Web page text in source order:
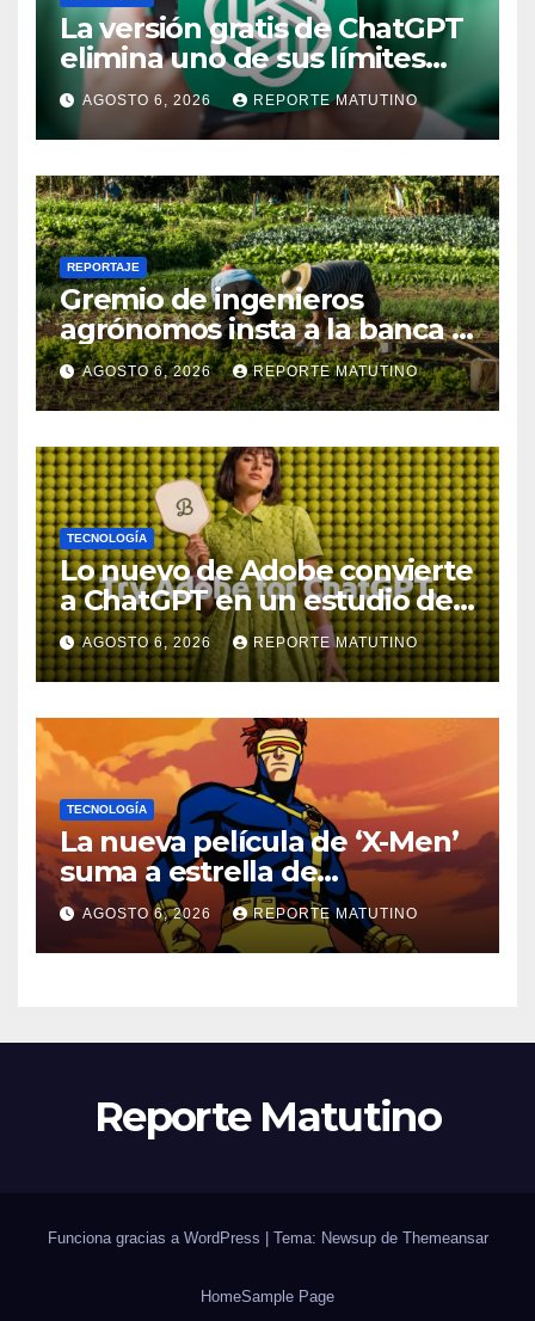
La versión gratis de ChatGPT
elimina uno de sus límites
más pedidos y ahora es más
útil
AGOSTO 6, 2026 REPORTE MATUTINO
REPORTAJE
Gremio de ingenieros
agrónomos insta a la banca a
financiar la agricultura
familiar
AGOSTO 6, 2026 REPORTE MATUTINO
TECNOLOGÍA
Lo nuevo de Adobe convierte
a ChatGPT en un estudio de
diseño con Photoshop,
Premiere y otras aplicaciones
creativas
AGOSTO 6, 2026 REPORTE MATUTINO
TECNOLOGÍA
La nueva película de ‘X-Men’
suma a estrella de
‘Heartstopper’ como Cíclope
AGOSTO 6, 2026 REPORTE MATUTINO
Reporte Matutino
Funciona gracias a WordPress Tema: Newsup de Themeansar
HomeSample Page